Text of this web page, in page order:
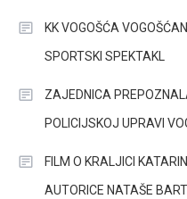
KK VOGOŠĆA
SPORTSKI SPEKTAKL
ZAJEDNICA
POLICIJSKOJ UPRAVI
FILM O KRALJICI
AUTORICE NATAŠE